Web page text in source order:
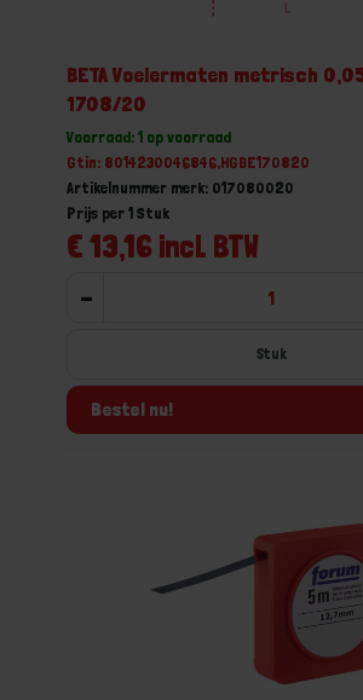
BETA Voelermaten metrisch
1708/20
Voorraad: 1 op voorraad
Gtin: 8014230046846,HGBE170820
Artikelnummer merk: 017080020
€ 13,16 incl. BTW
Prijs per 1 Stuk
-
Stuk
Bestel nu!